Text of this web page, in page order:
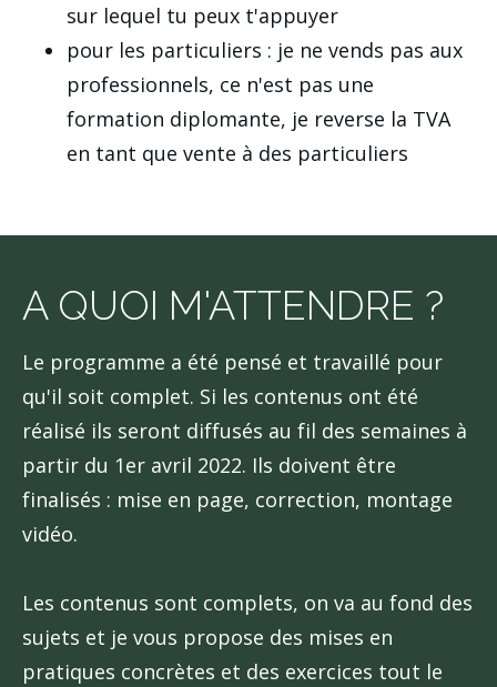
sur lequel tu peux t'appuyer
pour les particuliers : je ne vends pas aux
professionnels, ce n'est pas une
formation diplomante, je reverse la TVA
en tant que vente à des particuliers
A QUOI M'ATTENDRE ?
Le programme a été pensé et travaillé pour
qu'il soit complet. Si les contenus ont été
réalisé ils seront diffusés au fil des semaines à
partir du 1er avril 2022. Ils doivent être
finalisés : mise en page, correction, montage
vidéo.
Les contenus sont complets, on va au fond des
sujets et je vous propose des mises en
pratiques concrètes et des exercices tout le